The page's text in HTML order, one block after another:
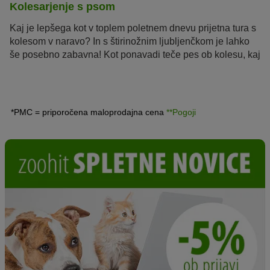
Kolesarjenje s psom
Kaj je lepšega kot v toplem poletnem dnevu prijetna tura s
kolesom v naravo? In s štirinožnim ljubljenčkom je lahko
še posebno zabavna! Kot ponavadi teče pes ob kolesu, kaj
*PMC = priporočena maloprodajna cena **Pogoji